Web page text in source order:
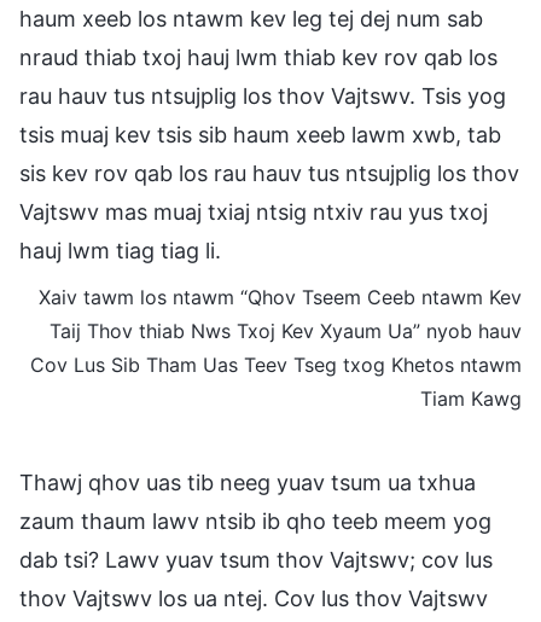
haum xeeb los ntawm kev leg tej dej num sab
nraud thiab txoj hauj lwm thiab kev rov qab los
rau hauv tus ntsujplig los thov Vajtswv. Tsis yog
tsis muaj kev tsis sib haum xeeb lawm xwb, tab
sis kev rov qab los rau hauv tus ntsujplig los thov
Vajtswv mas muaj txiaj ntsig ntxiv rau yus txoj
hauj lwm tiag tiag li.
Xaiv tawm los ntawm “Qhov Tseem Ceeb ntawm Kev
Taij Thov thiab Nws Txoj Kev Xyaum Ua” nyob hauv
Cov Lus Sib Tham Uas Teev Tseg txog Khetos ntawm
Tiam Kawg
Thawj qhov uas tib neeg yuav tsum ua txhua
zaum thaum lawv ntsib ib qho teeb meem yog
dab tsi? Lawv yuav tsum thov Vajtswv; cov lus
thov Vajtswv los ua ntej. Cov lus thov Vajtswv